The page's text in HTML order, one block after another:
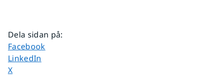
Dela sidan på:
Dela sidan på
Facebook
Dela sidan på
LinkedIn
Dela sidan på
X